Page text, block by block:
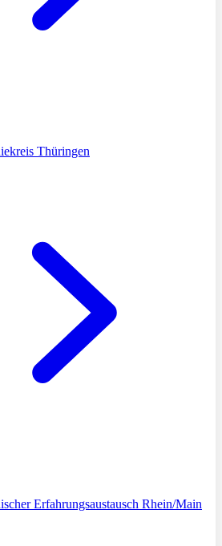
Thüringen
Erfahrungsaustausch Rhein/Main